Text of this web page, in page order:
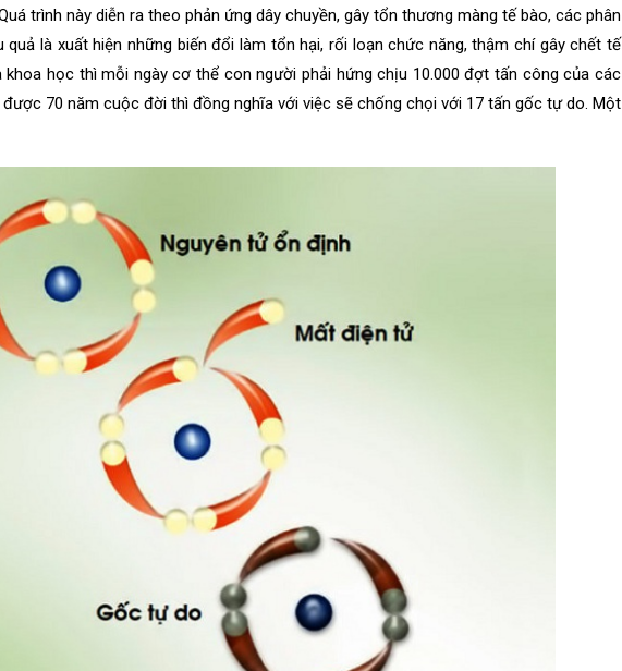
trình này diễn ra theo phản ứng dây chuyền, gây tổn thương màng tế bào, các phân
quả là xuất hiện những biến đổi làm tổn hại, rối loạn chức năng, thậm chí gây chết tế
học thì mỗi ngày cơ thể con người phải hứng chịu 10.000 đợt tấn công của các
70 năm cuộc đời thì đồng nghĩa với việc sẽ chống chọi với 17 tấn gốc tự do. Một